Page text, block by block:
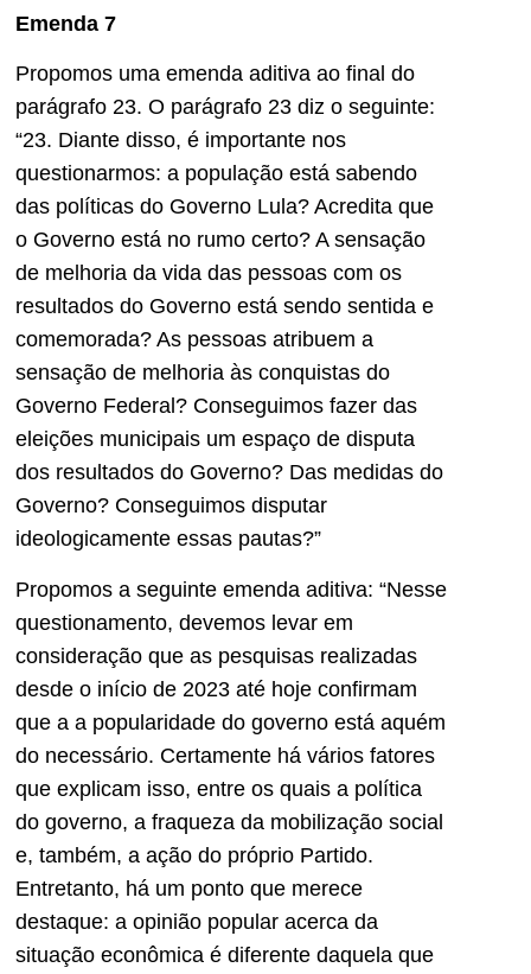
Emenda 7
Propomos uma emenda aditiva ao final do
parágrafo 23. O parágrafo 23 diz o seguinte:
“23. Diante disso, é importante nos
questionarmos: a população está sabendo
das políticas do Governo Lula? Acredita que
o Governo está no rumo certo? A sensação
de melhoria da vida das pessoas com os
resultados do Governo está sendo sentida e
comemorada? As pessoas atribuem a
sensação de melhoria às conquistas do
Governo Federal? Conseguimos fazer das
eleições municipais um espaço de disputa
dos resultados do Governo? Das medidas do
Governo? Conseguimos disputar
ideologicamente essas pautas?”
Propomos a seguinte emenda aditiva: “Nesse
questionamento, devemos levar em
consideração que as pesquisas realizadas
desde o início de 2023 até hoje confirmam
que a a popularidade do governo está aquém
do necessário. Certamente há vários fatores
que explicam isso, entre os quais a política
do governo, a fraqueza da mobilização social
e, também, a ação do próprio Partido.
Entretanto, há um ponto que merece
destaque: a opinião popular acerca da
situação econômica é diferente daquela que